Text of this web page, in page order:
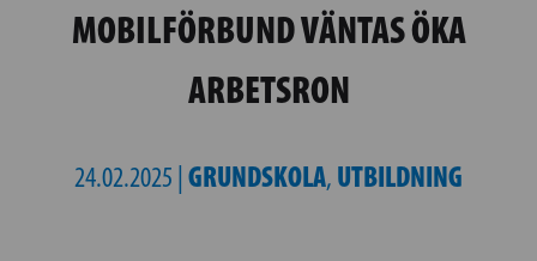
MOBILFÖRBUND VÄNTAS ÖKA
ARBETSRON
24.02.2025 | GRUNDSKOLA, UTBILDNING